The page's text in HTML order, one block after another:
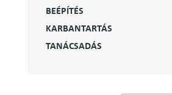
BEÉPÍTÉS
KARBANTARTÁS
TANÁCSADÁS